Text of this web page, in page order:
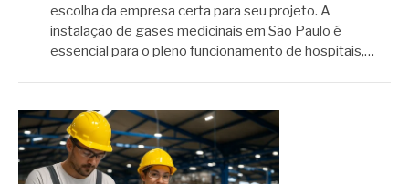
escolha da empresa certa para seu projeto. A
instalação de gases medicinais em São Paulo é
essencial para o pleno funcionamento de hospitais,…